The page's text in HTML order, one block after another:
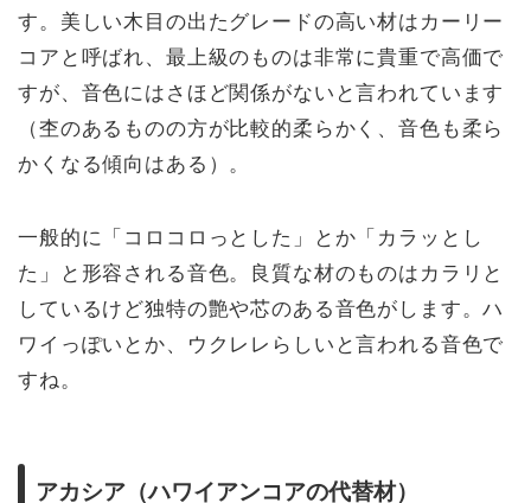
す。美しい木目の出たグレードの高い材はカーリー
コアと呼ばれ、最上級のものは非常に貴重で高価で
すが、音色にはさほど関係がないと言われています
（杢のあるものの方が比較的柔らかく、音色も柔ら
かくなる傾向はある）。
一般的に「コロコロっとした」とか「カラッとし
た」と形容される音色。良質な材のものはカラリと
しているけど独特の艶や芯のある音色がします。ハ
ワイっぽいとか、ウクレレらしいと言われる音色で
すね。
アカシア（ハワイアンコアの代替材）